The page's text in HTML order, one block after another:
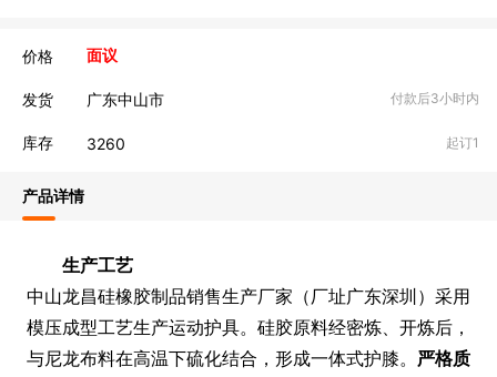
价格 面议
发货 广东中山市 付款后3小时内
库存 3260 起订1
产品详情
生产工艺
中山龙昌硅橡胶制品销售生产厂家（厂址广东深圳）采用
模压成型工艺生产运动护具。硅胶原料经密炼、开炼后，
与尼龙布料在高温下硫化结合，形成一体式护膝。 严格质